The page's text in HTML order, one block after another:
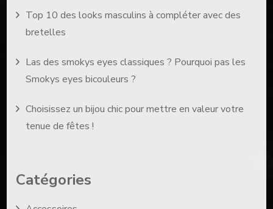
Top 10 des looks masculins à compléter avec des
bretelles
Las des smokys eyes classiques ? Pourquoi pas les
Smokys eyes bicouleurs ?
Choisissez un bijou chic pour mettre en valeur votre
tenue de fêtes !
Catégories